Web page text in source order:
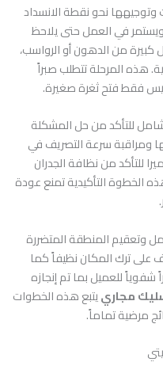
وتوجيهها نحو نقطة الانسداد
ويستمر في العمل حتى يلاحظ
كبيرة من الدهون أو الرواسب،
هذه المرحلة تتطلب صبراً
فقط فتح ثغرة صغيرة.
شامل للتأكد من حل المشكلة
ومراقبة سرعة التصريف في
للتأكد من نظافة الجدران
الخطوة التأكيدية تمنع عودة
وتعقيم المنطقة المتضررة
على ترك المكان نظيفاً كما
للعميل بما تم إنجازه
مجارييتبع هذه الخطوات
مرضية تماماً.